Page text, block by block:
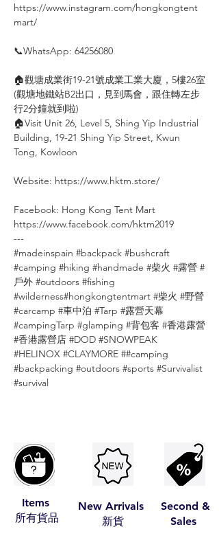
https://www.instagram.com/hongkongtent
mart/
📞WhatsApp: 64256080
🏠觀塘成業街19-21號成業工業大廈，5樓26室
(觀塘地鐵站B2出口，見到馬會，跟住轉左步
行2分鐘就到啦)
🏠Visit Unit 26, Level 5, Shing Yip Industrial
Building, 19-21 Shing Yip Street, Kwun
Tong, Kowloon
Website: https://www.hktm.store/
Facebook: Hong Kong Tent Mart⠀⠀⠀
https://www.facebook.com/hktm2019⠀⠀
---
#madeinspain #backpack #bushcraft
#camping #hiking #handmade #柴火 #露營 #
戶外 #outdoors #fishing
#wilderness#hongkongtentmart #柴火 #野營
#carcamp #車中泊 #Tarp #露營天幕
#campingTarp #glamping #背包客 #香港露營
#香港露營店 #DOD #SNOWPEAK
#HELINOX #CLAYMORE ##camping
#backpacking #outdoors #sports #Survivalist
#survival
Items
​所有貨品
New Arrivals
​新貨
Second &
Sales